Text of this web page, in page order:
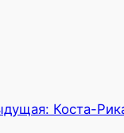
Коста-